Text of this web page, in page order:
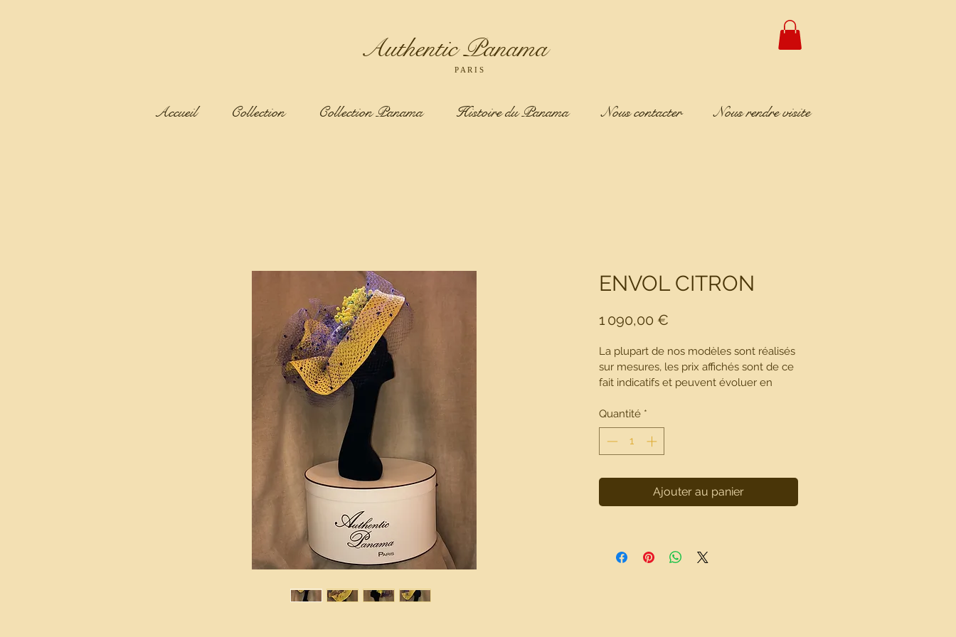
Authentic Panama
P A R I S
Accueil Collection Collection Panama Histoire du Panama Nous contacter Nous rendre visite
ENVOL CITRON
1 090,00 €
La plupart de nos modèles sont réalisés
sur mesures, les prix affichés sont de ce
fait indicatifs et peuvent évoluer en
finesse du tissage des Panamas.
Quantité *
Ajouter au panier